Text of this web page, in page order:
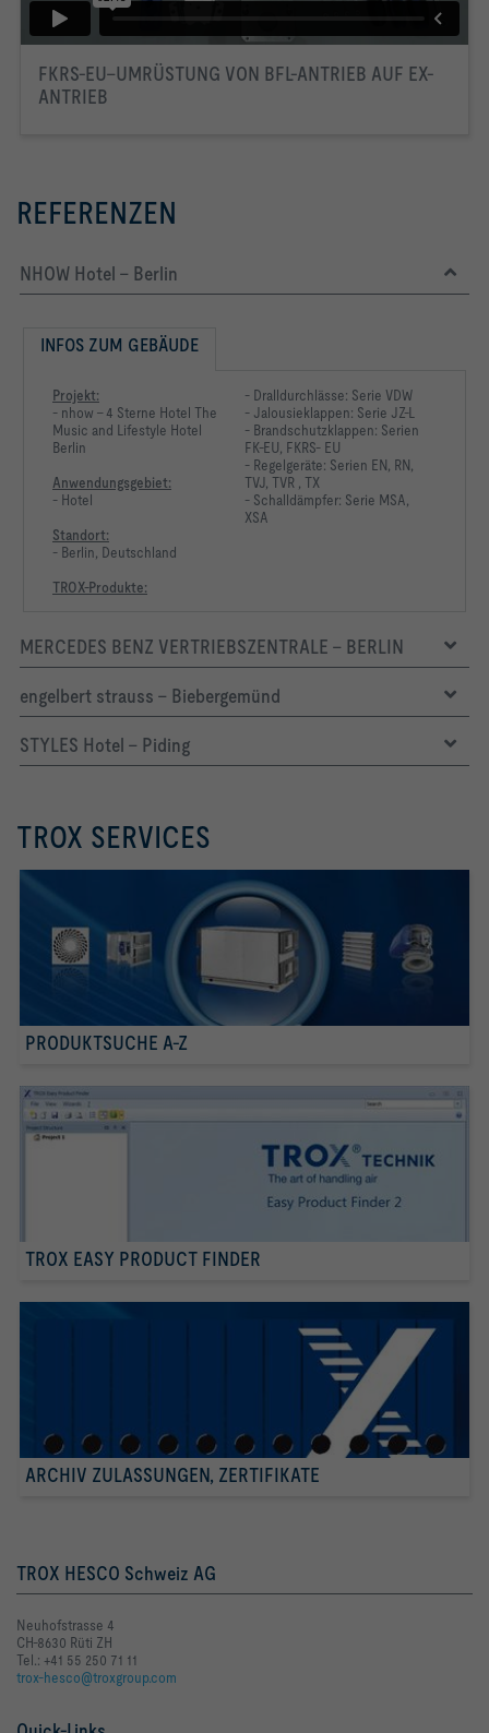
FKRS-EU–UMRÜSTUNG VON BFL-ANTRIEB AUF EX-
ANTRIEB
REFERENZEN
NHOW Hotel - Berlin
INFOS ZUM GEBÄUDE
Projekt:
- nhow - 4 Sterne Hotel The
Music and Lifestyle Hotel
Berlin
Anwendungsgebiet:
- Hotel
Standort:
- Berlin, Deutschland
TROX-Produkte:
- Dralldurchlässe: Serie VDW
- Jalousieklappen: Serie JZ-L
- Brandschutzklappen: Serien
FK-EU, FKRS- EU
- Regelgeräte: Serien EN, RN,
TVJ, TVR , TX
- Schalldämpfer: Serie MSA,
XSA
MERCEDES BENZ VERTRIEBSZENTRALE - BERLIN
engelbert strauss - Biebergemünd
STYLES Hotel - Piding
TROX SERVICES
PRODUKTSUCHE A-Z
TROX EASY PRODUCT FINDER
ARCHIV ZULASSUNGEN, ZERTIFIKATE
TROX HESCO Schweiz AG
Neuhofstrasse 4
CH-8630 Rüti ZH
Tel.: +41 55 250 71 11
trox-hesco@troxgroup.com